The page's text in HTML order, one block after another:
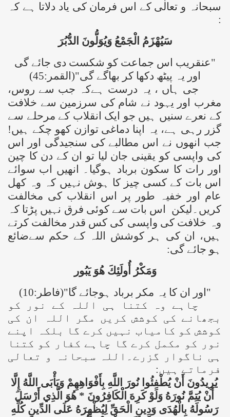
سبحانہ و تعالٰی کے اس فرمان کی یاد دلاتا ہے کہ
:
سَيُهْزَمُ الْجَمْعُ وَيُوَلُّونَ الدُّبُرَ
"عنقریب اس جماعت کو شکست دی جائے گی
اور یہ پیٹھ دکھا کر بھاگے گی"(القمر:45)
جی ہاں ، یہ درست ہےکہ جب سے روس،
مغرب اور یہود نے شام کی سرزمین سے خلافت
کے نعرے سنیں ہیں جو ایک انقلاب کے مرحلے سے
گزر رہی ہے، یہ اپنا دماغی توازن کھو چکے ہیں!
جب انھوں نے اس مطالبے کی سنجیدگی اور اس
کی واپسی کو یقینی جان لیا تو ان کے دن کا چین
اور رات کا سکون برباد ہوگیا۔ انھیں اب سوائے
اس بات کے کسی چیز کا ہوش نہیں کہ وہ کھل
عام اور خفیہ طور پر اس انقلاب کی مخالفت
کریں۔لیکن اس بات سے کوئی فرق نہیں پڑتا کہ
وہ خلافت کی واپسی کی کس قدر مخالفت کرتے
ہیں، ان کی ہر کوشش اللہ کے حکم سےضائع
ہو جائے گی:
وَمَكْرُ أُولَئِكَ هُوَ يَبُور
"اور ان کا یہ مکر برباد ہوجائے گا"(فاطر:10)
چاہے وہ کتنا ہی اللہ کے نور کو
بجھانے کی کوشش کریں مگر اللہ ان کی
کوشش کو کامیاب نہیں کرے گا بلکہ اپنے
نور کو مکمل کرے گا چاہے کفار کو کتنا
ہی ناگوار گزرے۔اللہ سبحانہ و تعالی
فرماتے ہیں:
يُرِيدُونَ أَنْ يُطْفِئُوا نُورَ اللَّهِ بِأَفْوَاهِهِمْ وَيَأْبَى اللَّهُ إِلَّا
أَنْ يُتِمَّ نُورَهُ وَلَوْ كَرِهَ الْكَافِرُونَ * هُوَ الَّذِي أَرْسَلَ
رَسُولَهُ بِالْهُدَى وَدِينِ الْحَقِّ لِيُظْهِرَهُ عَلَى الدِّينِ كُلِّهِ
of the Khilafah
ut-Tahrir